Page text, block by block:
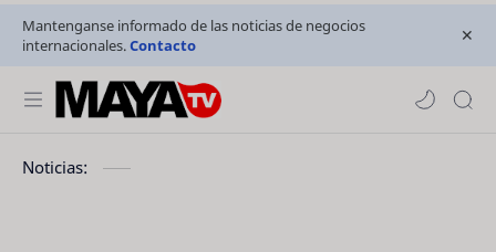
Mantenganse informado de las noticias de negocios
internacionales.Contacto
Noticias: